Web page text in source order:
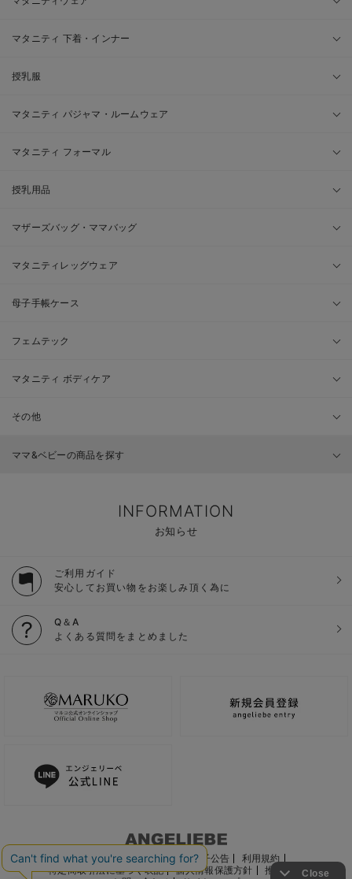
マタニティ 下着・インナー
授乳服
マタニティ パジャマ・ルームウェア
マタニティ フォーマル
授乳用品
マザーズバッグ・ママバッグ
マタニティレッグウェア
母子手帳ケース
フェムテック
マタニティ ボディケア
その他
ママ&ベビーの商品を探す
INFORMATION
お知らせ
ご利用ガイド
安心してお買い物をお楽しみ頂く為に
Q＆A
よくある質問をまとめました
ご利用ガイド 会社概要 電子公告
利用規約
特定商取引法に基づく表記
個人情報保護方針
推奨環境